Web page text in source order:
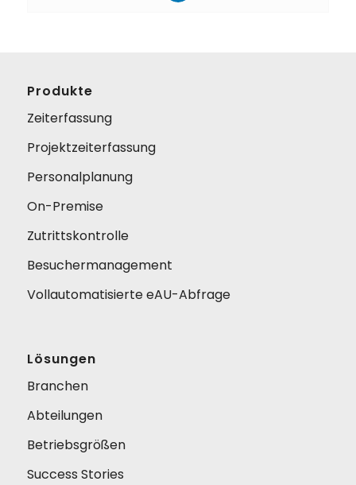
Produkte
Zeiterfassung
Projektzeiterfassung
Personalplanung
On-Premise
Zutrittskontrolle
Besuchermanagement
Vollautomatisierte eAU-Abfrage
Lösungen
Branchen
Abteilungen
Betriebsgrößen
Success Stories